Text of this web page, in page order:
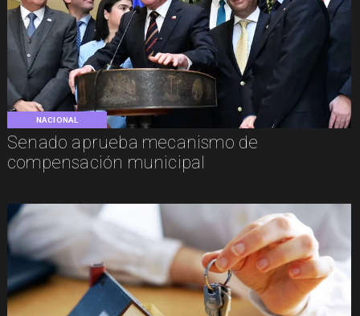
NACIONAL
Senado aprueba mecanismo de
compensación municipal